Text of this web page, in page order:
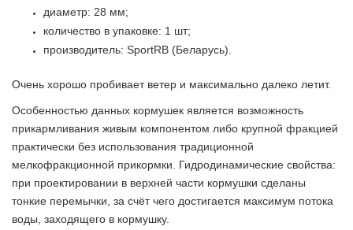
диаметр: 28 мм;
количество в упаковке: 1 шт;
производитель: SportRB (Беларусь).
Очень хорошо пробивает ветер и максимально далеко летит.
Особенностью данных кормушек является возможность
прикармливания живым компонентом либо крупной фракцией
практически без использования традиционной
мелкофракционной прикормки. Гидродинамические свойства:
при проектировании в верхней части кормушки сделаны
тонкие перемычки, за счёт чего достигается максимум потока
воды, заходящего в кормушку.